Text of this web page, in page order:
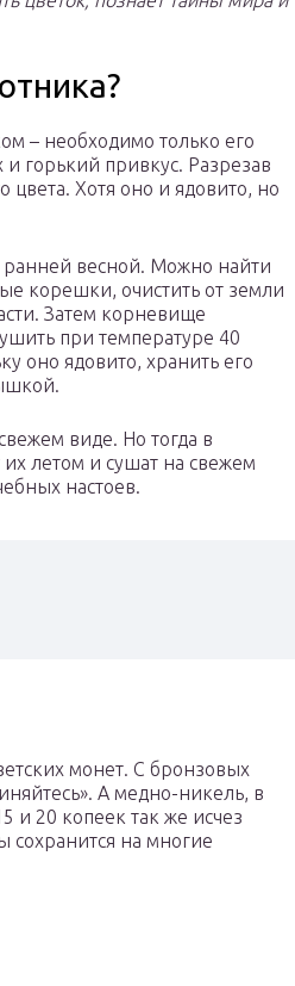
– необходимо только его
горький привкус. Разрезав
цвета. Хотя оно и ядовито, но
ранней весной. Можно найти
корешки, очистить от земли
Затем корневище
при температуре 40
оно ядовито, хранить его
виде. Но тогда в
летом и сушат на свежем
настоев.
монет. С бронзовых
А медно-никель, в
и 20 копеек так же исчез
сохранится на многие